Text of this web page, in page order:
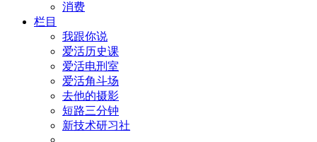
消费
栏目
我跟你说
爱活历史课
爱活电刑室
爱活角斗场
去他的摄影
短路三分钟
新技术研习社